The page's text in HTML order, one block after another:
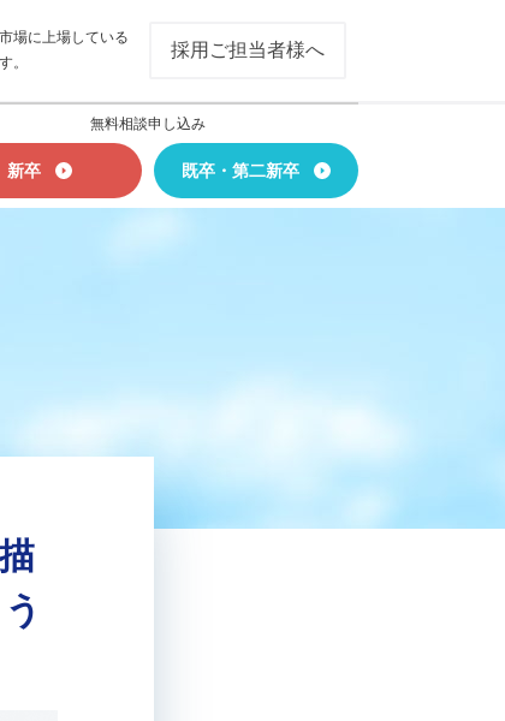
場に上場している
。
採用ご担当者様へ
無料相談申し込み
新卒 既卒・第二新卒